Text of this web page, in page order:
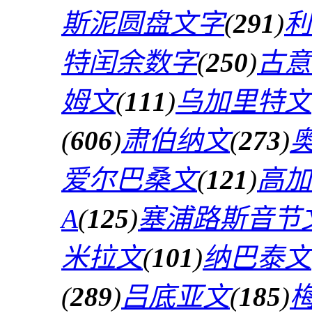
斯泥圆盘文字(291)
特闰余数字(250)古
姆文(111)乌加里特文
(606)肃伯纳文(273)
爱尔巴桑文(121)高
A(125)塞浦路斯音节
米拉文(101)纳巴泰文
(289)吕底亚文(185)